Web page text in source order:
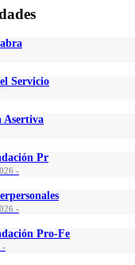
Servicio
Asertiva
Pr
-
-
Pro-Fe
-